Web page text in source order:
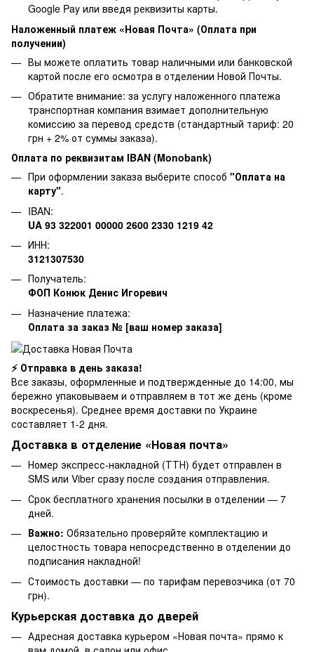
Google Pay или введя реквизиты карты.
Наложенный платеж «Новая Почта» (Оплата при
получении)
Вы можете оплатить товар наличными или банковской
картой после его осмотра в отделении Новой Почты.
Обратите внимание: за услугу наложенного платежа
транспортная компания взимает дополнительную
комиссию за перевод средств (стандартный тариф: 20
грн + 2% от суммы заказа).
Оплата по реквизитам IBAN (Monobank)
При оформлении заказа выберите способ "Оплата на
карту".
IBAN:
UA 93 322001 00000 2600 2330 1219 42
ИНН:
3121307530
Получатель:
ФОП Конюк Денис Игоревич
Назначение платежа:
Оплата за заказ № [ваш номер заказа]
⚡ Отправка в день заказа!
Все заказы, оформленные и подтвержденные до 14:00, мы
бережно упаковываем и отправляем в тот же день (кроме
воскресенья). Среднее время доставки по Украине
составляет 1-2 дня.
Доставка в отделение «Новая почта»
Номер экспресс-накладной (ТТН) будет отправлен в
SMS или Viber сразу после создания отправления.
Срок бесплатного хранения посылки в отделении — 7
дней.
Важно: Обязательно проверяйте комплектацию и
целостность товара непосредственно в отделении до
подписания накладной!
Стоимость доставки — по тарифам перевозчика (от 70
грн).
Курьерская доставка до дверей
Адресная доставка курьером «Новая почта» прямо к